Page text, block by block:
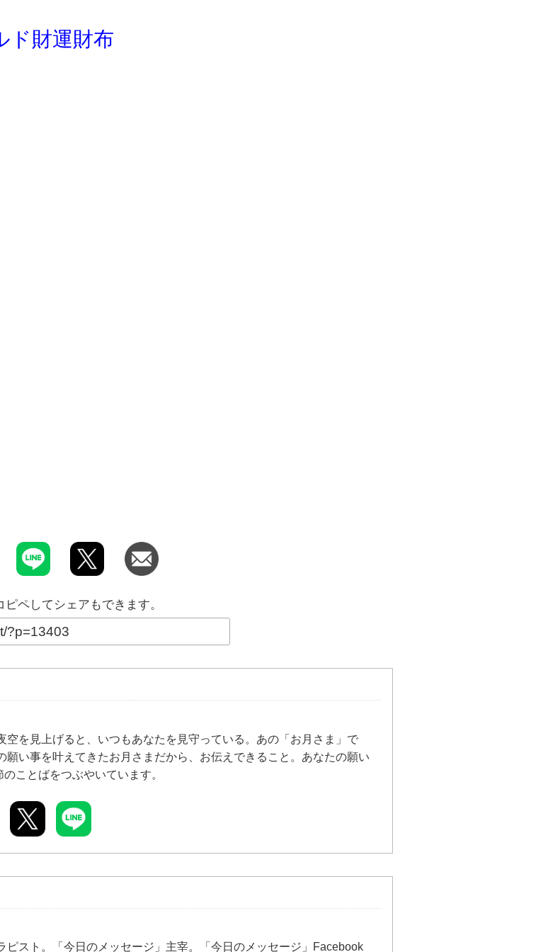
ド財運財布
ピペしてシェアもできます。
空を見上げると、いつもあなたを見守っている。あの「お月さま」で
願い事を叶えてきたお月さまだから、お伝えできること。あなたの願い
ことばをつぶやいています。
ピスト。「今日のメッセージ」主宰。「今日のメッセージ」Facebook